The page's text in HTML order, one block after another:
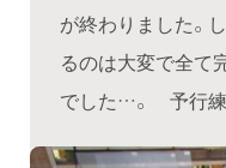
が終わりました。
るのは大変で全て
でした…。 予行練